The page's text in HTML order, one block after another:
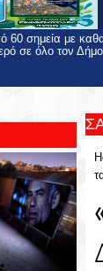
60 σημεία με
σε όλο τον Δήμο